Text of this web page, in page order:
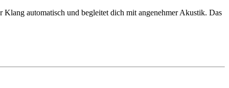
Klang automatisch und begleitet dich mit angenehmer Akustik. Das